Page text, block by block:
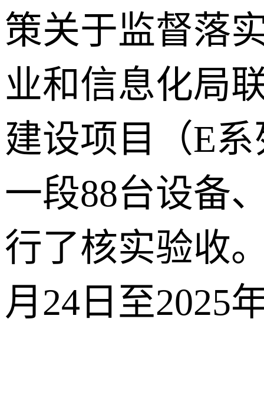
策关于监督落
业和信息化局
建设项目（E
一段88台设备
行了核实验收
月24日至2025